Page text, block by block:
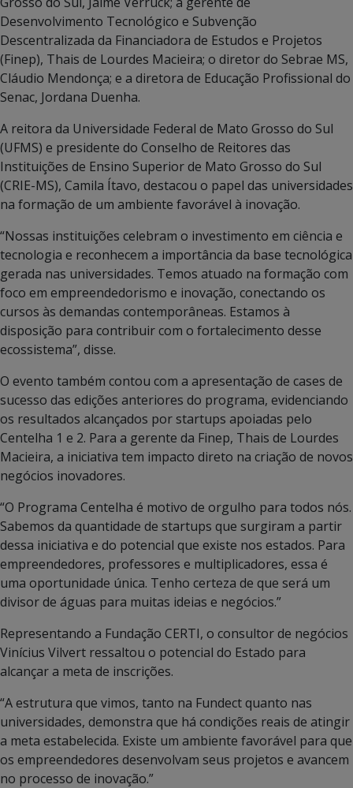
Desenvolvimento Tecnológico e Subvenção
Descentralizada da Financiadora de Estudos e Projetos
(Finep), Thais de Lourdes Macieira; o diretor do Sebrae MS,
Cláudio Mendonça; e a diretora de Educação Profissional do
Senac, Jordana Duenha.
A reitora da Universidade Federal de Mato Grosso do Sul
(UFMS) e presidente do Conselho de Reitores das
Instituições de Ensino Superior de Mato Grosso do Sul
(CRIE-MS), Camila Ítavo, destacou o papel das universidades
na formação de um ambiente favorável à inovação.
“Nossas instituições celebram o investimento em ciência e
tecnologia e reconhecem a importância da base tecnológica
gerada nas universidades. Temos atuado na formação com
foco em empreendedorismo e inovação, conectando os
cursos às demandas contemporâneas. Estamos à
disposição para contribuir com o fortalecimento desse
ecossistema”, disse.
O evento também contou com a apresentação de cases de
sucesso das edições anteriores do programa, evidenciando
os resultados alcançados por startups apoiadas pelo
Centelha 1 e 2. Para a gerente da Finep, Thais de Lourdes
Macieira, a iniciativa tem impacto direto na criação de novos
negócios inovadores.
“O Programa Centelha é motivo de orgulho para todos nós.
Sabemos da quantidade de startups que surgiram a partir
dessa iniciativa e do potencial que existe nos estados. Para
empreendedores, professores e multiplicadores, essa é
uma oportunidade única. Tenho certeza de que será um
divisor de águas para muitas ideias e negócios.”
Representando a Fundação CERTI, o consultor de negócios
Vinícius Vilvert ressaltou o potencial do Estado para
alcançar a meta de inscrições.
“A estrutura que vimos, tanto na Fundect quanto nas
universidades, demonstra que há condições reais de atingir
a meta estabelecida. Existe um ambiente favorável para que
os empreendedores desenvolvam seus projetos e avancem
no processo de inovação.”